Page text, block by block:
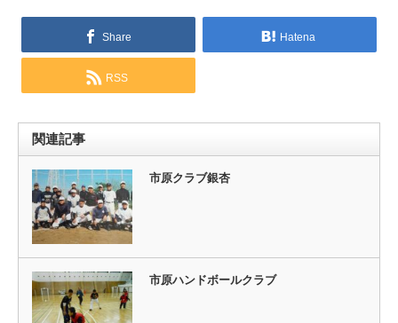
Share Hatena
RSS
関連記事
市原クラブ銀杏
市原ハンドボールクラブ